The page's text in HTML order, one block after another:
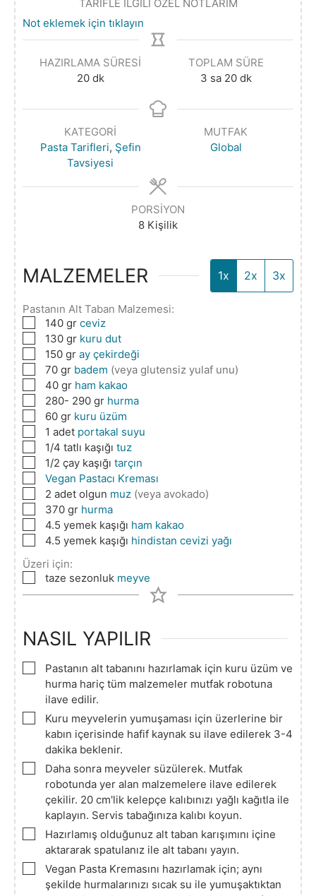
TARİFLE İLGİLİ ÖZEL NOTLARIM
Not eklemek için tıklayın
HAZIRLAMA SÜRESI
20 dk
TOPLAM SÜRE
3 sa 20 dk
KATEGORI
Pasta Tarifleri, Şefin
Tavsiyesi
MUTFAK
Global
PORSIYON
8 Kişilik
MALZEMELER 1x 2x 3x
Pastanın Alt Taban Malzemesi:
▢140 gr ceviz
▢130 gr kuru dut
▢150 gr ay çekirdeği
▢
70 gr badem (veya glutensiz yulaf unu)
▢
40 gr ham kakao
▢
280- 290 gr hurma
▢
60 gr kuru üzüm
▢1 adet portakal suyu
▢1/4 tatlı kaşığı tuz
▢1/2 çay kaşığı tarçın
▢
Vegan Pastacı Kreması
▢
2 adet olgun muz (veya avokado)
▢
370 gr hurma
▢
4.5 yemek kaşığı ham kakao
▢
4.5 yemek kaşığı hindistan cevizi yağı
Üzeri için:
▢
taze sezonluk meyve
NASIL YAPILIR
▢
Pastanın alt tabanını hazırlamak için kuru üzüm ve
hurma hariç tüm malzemeler mutfak robotuna
ilave edilir.
▢
Kuru meyvelerin yumuşaması için üzerlerine bir
kabın içerisinde hafif kaynak su ilave edilerek 3-4
dakika beklenir.
▢
Daha sonra meyveler süzülerek. Mutfak
robotunda yer alan malzemelere ilave edilerek
çekilir. 20 cm'lik kelepçe kalıbınızı yağlı kağıtla ile
kaplayın. Servis tabağınıza kalıbı koyun.
▢
Hazırlamış olduğunuz alt taban karışımını içine
aktararak spatulanız ile alt tabanı yayın.
▢
Vegan Pasta Kremasını hazırlamak için; aynı
şekilde hurmalarınızı sıcak su ile yumuşaktıktan